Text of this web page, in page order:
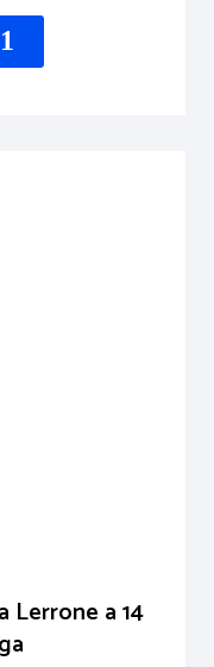
Lerrone a 14